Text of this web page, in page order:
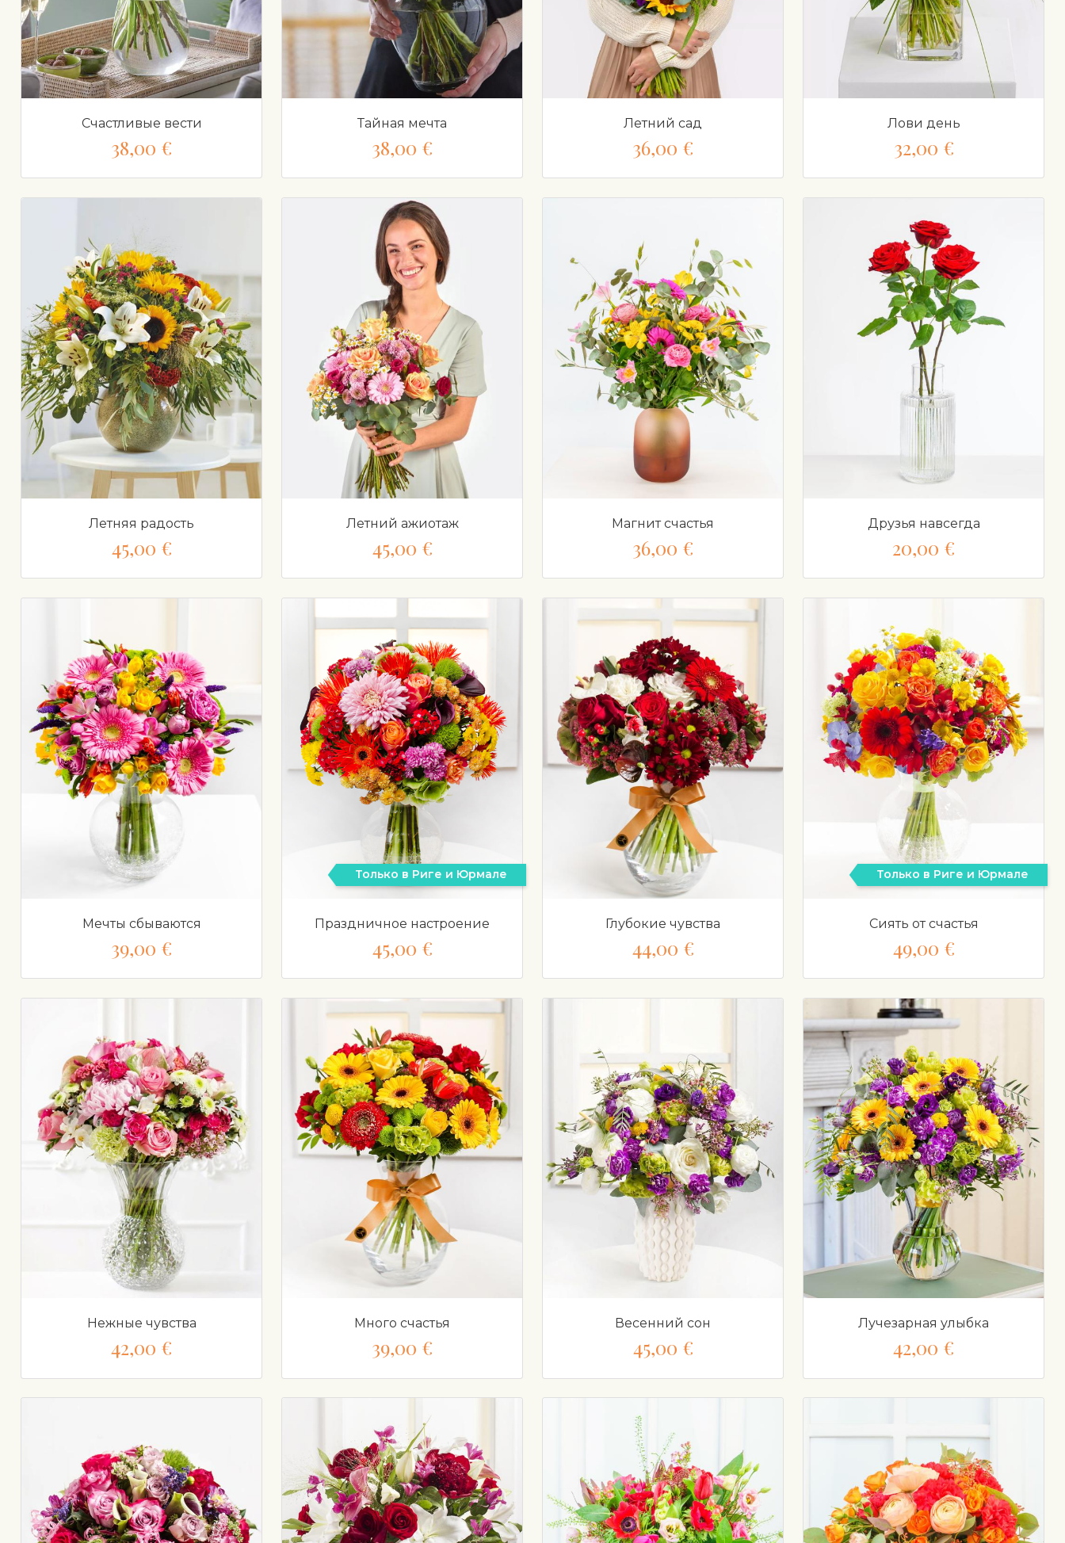
Счастливые вести
38,00 €
Тайная мечта
38,00 €
Летний сад
36,00 €
Лови день
32,00 €
Летняя радость
45,00 €
Летний ажиотаж
45,00 €
Магнит счастья
36,00 €
Друзья навсегда
20,00 €
Мечты сбываются
39,00 €
Только в Риге и Юрмале
Праздничное настроение
45,00 €
Глубокие чувства
44,00 €
Только в Риге и Юрмале
Сиять от счастья
49,00 €
Нежные чувства
42,00 €
Много счастья
39,00 €
Весенний сон
45,00 €
Лучезарная улыбка
42,00 €